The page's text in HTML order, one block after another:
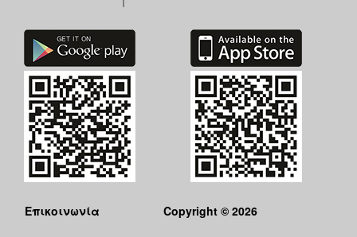
Επικοινωνία
Copyright © 2026